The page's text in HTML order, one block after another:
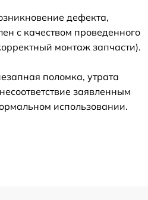
дефекта,
с качеством проведенного
монтаж запчасти).
поломка, утрата
заявленным
использовании.